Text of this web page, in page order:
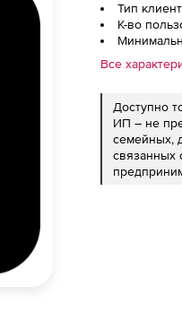
Тип
К-во
Все
Доступно
ИП – не
семейных,
связанных